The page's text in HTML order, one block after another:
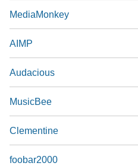
MediaMonkey
AIMP
Audacious
MusicBee
Clementine
foobar2000